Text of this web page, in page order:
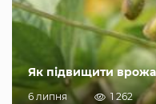
Як підвищити
6 липня 1 262